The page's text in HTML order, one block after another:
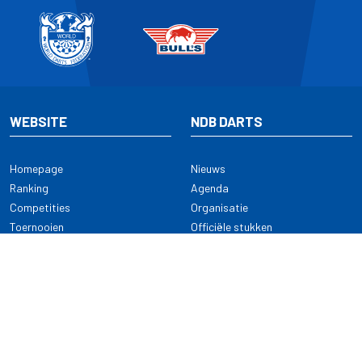
WEBSITE
Homepage
Ranking
Competities
Toernooien
NDB DARTS
Nieuws
Agenda
Organisatie
Officiële stukken